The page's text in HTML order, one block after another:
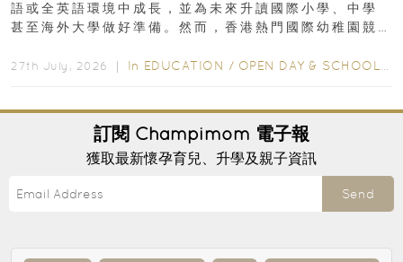
語或全英語環境中成長，並為未來升讀國際小學、中學
甚至海外大學做好準備。然而，香港熱門國際幼稚園競
27th July, 2026 ｜ In EDUCATION / OPEN DAY & SCHOOL EVENTS
訂閱 Champimom 電子報
獲取最新懷孕育兒、升學及親子資訊
Send